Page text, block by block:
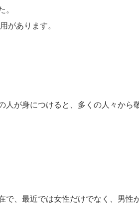
。
があります。
人が身につけると、多くの人々から
で、最近では女性だけでなく、男性